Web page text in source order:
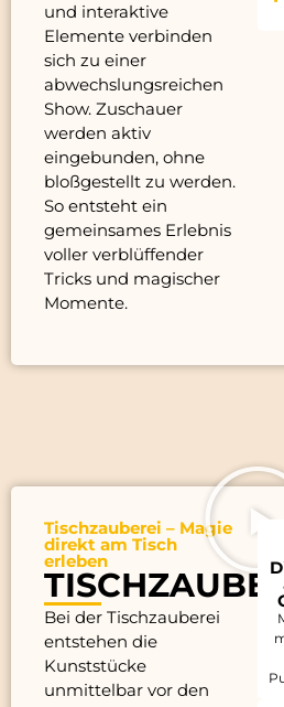
und interaktive
Elemente verbinden
sich zu einer
abwechslungsreichen
Show. Zuschauer
werden aktiv
eingebunden, ohne
bloßgestellt zu werden.
So entsteht ein
gemeinsames Erlebnis
voller verblüffender
Tricks und magischer
Momente.
Tischzauberei – Magie
direkt am Tisch
erleben
Bei der Tischzauberei
entstehen die
Kunststücke
unmittelbar vor den